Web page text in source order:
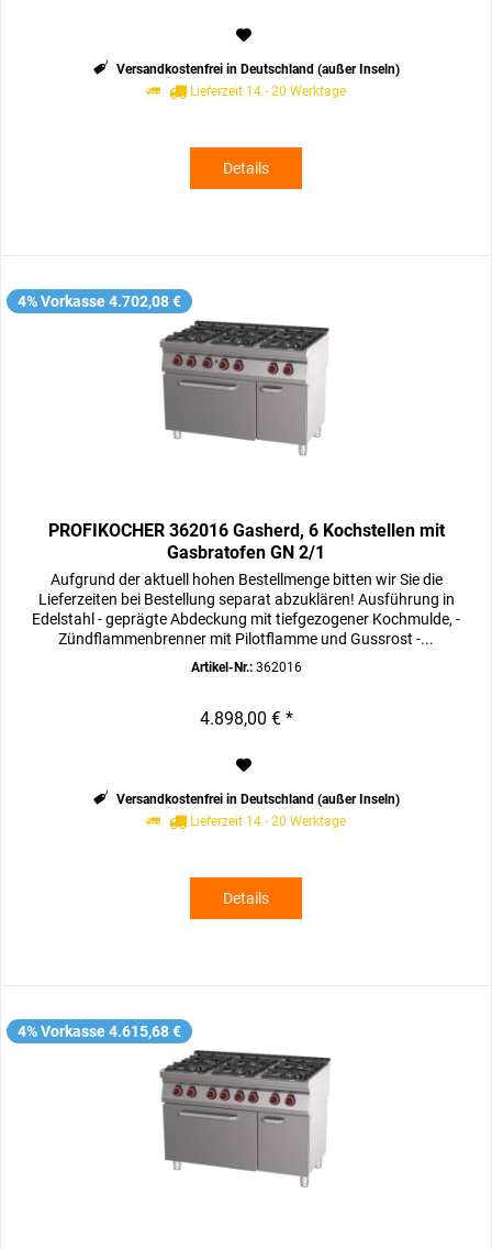
Versandkostenfrei in Deutschland (außer Inseln)
Lieferzeit 14 - 20 Werktage
Details
4% Vorkasse 4.702,08 €
PROFIKOCHER 362016 Gasherd, 6 Kochstellen mit
Gasbratofen GN 2/1
Aufgrund der aktuell hohen Bestellmenge bitten wir Sie die
Lieferzeiten bei Bestellung separat abzuklären! Ausführung in
Edelstahl - geprägte Abdeckung mit tiefgezogener Kochmulde, -
Zündflammenbrenner mit Pilotflamme und Gussrost -...
Artikel-Nr.:362016
4.898,00 € *
Versandkostenfrei in Deutschland (außer Inseln)
Lieferzeit 14 - 20 Werktage
Details
4% Vorkasse 4.615,68 €